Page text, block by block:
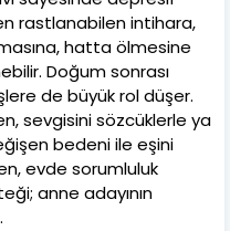
rastlanabilen intihara,
hatta ölmesine
Doğum sonrası
de büyük rol düşer.
sevgisini sözcüklerle ya
bedeni ile eşini
evde sorumluluk
anne adayının